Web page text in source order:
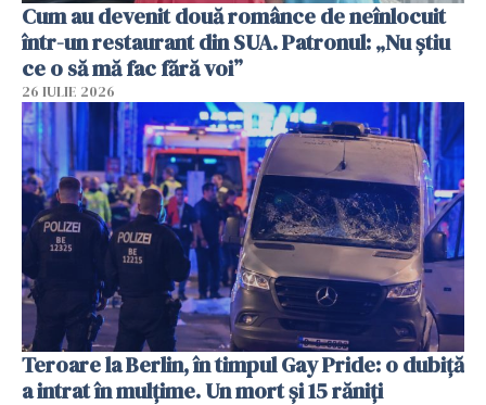
Cum au devenit două românce de neînlocuit
într-un restaurant din SUA. Patronul: „Nu știu
ce o să mă fac fără voi”
26 IULIE 2026
Teroare la Berlin, în timpul Gay Pride: o dubiță
a intrat în mulțime. Un mort și 15 răniți